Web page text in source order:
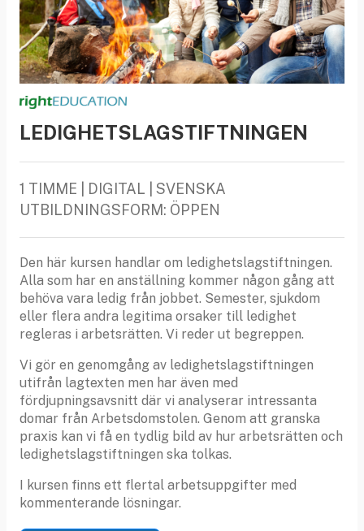
LEDIGHETSLAGSTIFTNINGEN
1 TIMME | DIGITAL | SVENSKA
UTBILDNINGSFORM: ÖPPEN
Den här kursen handlar om ledighetslagstiftningen.
Alla som har en anställning kommer någon gång att
behöva vara ledig från jobbet. Semester, sjukdom
eller flera andra legitima orsaker till ledighet
regleras i arbetsrätten. Vi reder ut begreppen.
Vi gör en genomgång av ledighetslagstiftningen
utifrån lagtexten men har även med
fördjupningsavsnitt där vi analyserar intressanta
domar från Arbetsdomstolen. Genom att granska
praxis kan vi få en tydlig bild av hur arbetsrätten och
ledighetslagstiftningen ska tolkas.
I kursen finns ett flertal arbetsuppgifter med
kommenterande lösningar.